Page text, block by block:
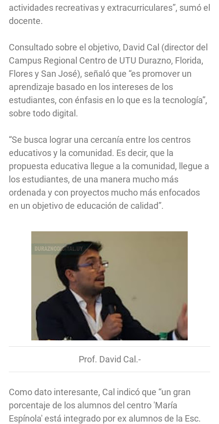
actividades recreativas y extracurriculares”, sumó el
docente.
Consultado sobre el objetivo, David Cal (director del
Campus Regional Centro de UTU Durazno, Florida,
Flores y San José), señaló que “es promover un
aprendizaje basado en los intereses de los
estudiantes, con énfasis en lo que es la tecnología”,
sobre todo digital.
“Se busca lograr una cercanía entre los centros
educativos y la comunidad. Es decir, que la
propuesta educativa llegue a la comunidad, llegue a
los estudiantes, de una manera mucho más
ordenada y con proyectos mucho más enfocados
en un objetivo de educación de calidad”.
Prof. David Cal.-
Como dato interesante, Cal indicó que “un gran
porcentaje de los alumnos del centro 'María
Espínola' está integrado por ex alumnos de la Esc.